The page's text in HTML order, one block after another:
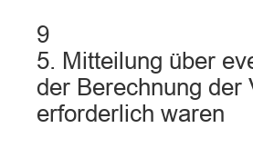
9
5. Mitteilung über
der Berechnung der
erforderlich waren